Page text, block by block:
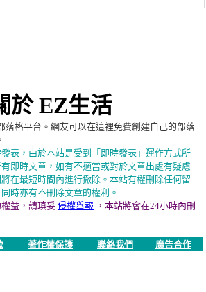
於 EZ生活
落格平台。網友可以在這裡免費創建自己的部落
表，由於本站是受到「即時發表」運作方式所
即時文章，如有不適當或對於文章出處有疑慮
在最短時間內進行撤除。本站有權刪除任何留
時亦有不刪除文章的權利。
益，請瑱妥 侵權舉報 ，本站將會在24小時內刪
著作權保護 聯絡我們 廣告合作